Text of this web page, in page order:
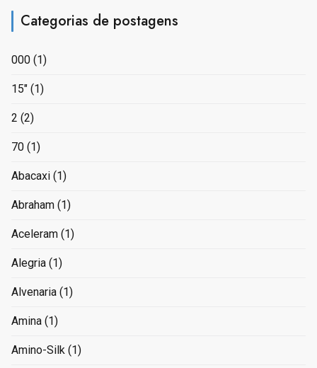
Categorias de postagens
000 (1)
15" (1)
2 (2)
70 (1)
Abacaxi (1)
Abraham (1)
Aceleram (1)
Alegria (1)
Alvenaria (1)
Amina (1)
Amino-Silk (1)